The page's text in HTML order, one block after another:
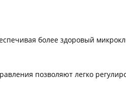
более здоровый
позволяют легко